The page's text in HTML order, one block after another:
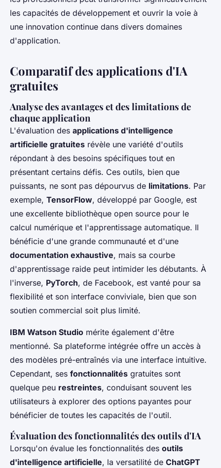
les capacités de développement et ouvrir la voie à
une innovation continue dans divers domaines
d'application.
Comparatif des applications d'IA
gratuites
Analyse des avantages et des limitations de
chaque application
L'évaluation des applications d'intelligence
artificielle gratuites révèle une variété d'outils
répondant à des besoins spécifiques tout en
présentant certains défis. Ces outils, bien que
puissants, ne sont pas dépourvus de limitations. Par
exemple, TensorFlow, développé par Google, est
une excellente bibliothèque open source pour le
calcul numérique et l'apprentissage automatique. Il
bénéficie d'une grande communauté et d'une
documentation exhaustive, mais sa courbe
d'apprentissage raide peut intimider les débutants. À
l'inverse, PyTorch, de Facebook, est vanté pour sa
flexibilité et son interface conviviale, bien que son
soutien commercial soit plus limité.
IBM Watson Studio mérite également d'être
mentionné. Sa plateforme intégrée offre un accès à
des modèles pré-entraînés via une interface intuitive.
Cependant, ses fonctionnalités gratuites sont
quelque peu restreintes, conduisant souvent les
utilisateurs à explorer des options payantes pour
bénéficier de toutes les capacités de l'outil.
Évaluation des fonctionnalités des outils d'IA
Lorsqu'on évalue les fonctionnalités des outils
d'intelligence artificielle, la versatilité de ChatGPT